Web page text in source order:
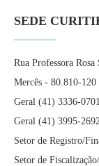
SEDE
Rua Professora
Mercês - 80.810-
Geral (41) 3336-
Geral (41) 3995-
Setor de Registro/
Setor de